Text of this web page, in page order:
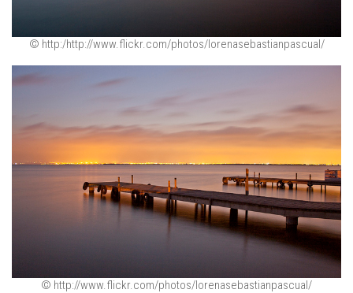
© http:/http://www.flickr.com/photos/lorenasebastianpascual/
© http://www.flickr.com/photos/lorenasebastianpascual/